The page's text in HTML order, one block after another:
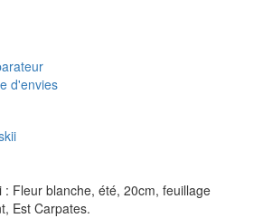
d'envies
: Fleur blanche, été, 20cm, feuillage
Est Carpates.